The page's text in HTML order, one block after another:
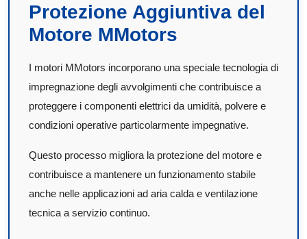
Protezione Aggiuntiva del
Motore MMotors
I motori MMotors incorporano una speciale tecnologia di
impregnazione degli avvolgimenti che contribuisce a
proteggere i componenti elettrici da umidità, polvere e
condizioni operative particolarmente impegnative.
Questo processo migliora la protezione del motore e
contribuisce a mantenere un funzionamento stabile
anche nelle applicazioni ad aria calda e ventilazione
tecnica a servizio continuo.